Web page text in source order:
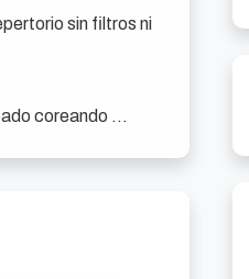
sin filtros ni
coreando
que van del